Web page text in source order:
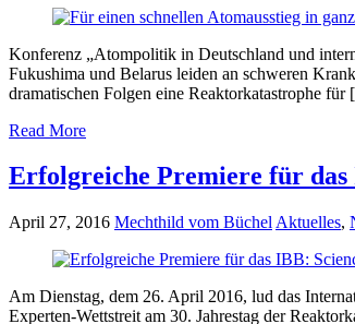
Konferenz „Atompolitik in Deutschland und
Fukushima und Belarus leiden an schweren
dramatischen Folgen eine Reaktorkatastrophe
Read More
Erfolgreiche Premiere für
April 27, 2016 Mechthild vom Büchel Aktuelles,
Am Dienstag, dem 26. April 2016, lud das
Experten-Wettstreit am 30. Jahrestag der